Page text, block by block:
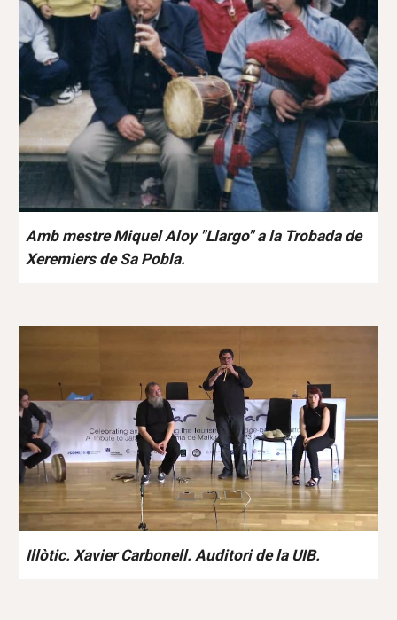
Amb mestre Miquel Aloy "Llargo" a la Trobada de
Xeremiers de Sa Pobla.
Illòtic. Xavier Carbonell. Auditori de la UIB.